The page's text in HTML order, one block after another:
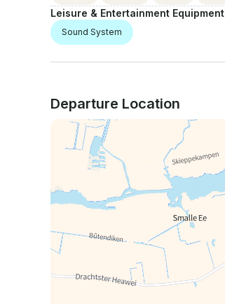
Leisure & Entertainment Equipment
Sound System
Departure Location